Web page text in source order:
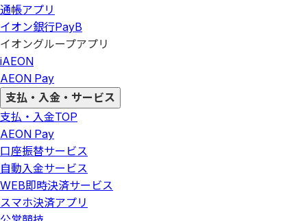
通帳アプリ
イオン銀行PayB
イオングループアプリ
iAEON
AEON Pay
支払・入金・サービス
支払・入金TOP
AEON Pay
口座振替サービス
自動入金サービス
WEB即時決済サービス
スマホ決済アプリ